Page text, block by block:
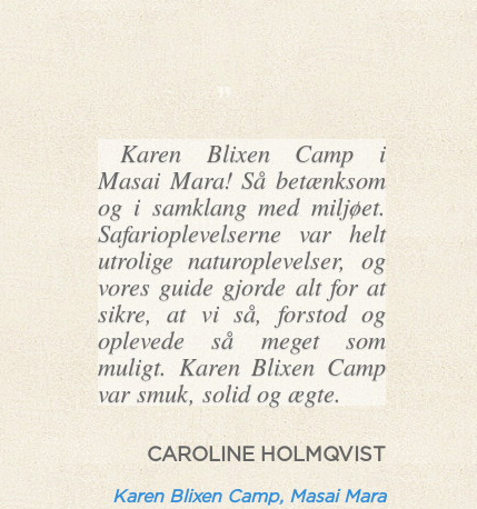
Karen Blixen Camp i
Masai Mara! Så betænksom
og i samklang med miljøet.
Safarioplevelserne var helt
utrolige naturoplevelser, og
vores guide gjorde alt for at
sikre, at vi så, forstod og
oplevede så meget som
muligt. Karen Blixen Camp
var smuk, solid og ægte.
CAROLINE HOLMQVIST
Karen Blixen Camp, Masai Mara